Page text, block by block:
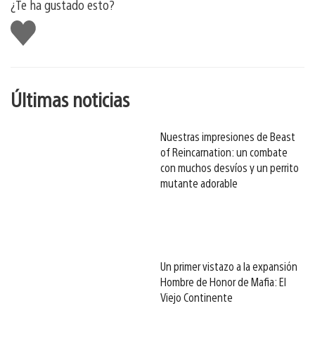
¿Te ha gustado esto?
Me
gusta
Últimas noticias
Nuestras impresiones de Beast
of Reincarnation: un combate
con muchos desvíos y un perrito
mutante adorable
Un primer vistazo a la expansión
Hombre de Honor de Mafia: El
Viejo Continente